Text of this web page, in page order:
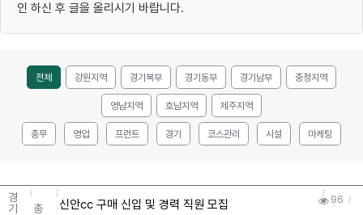
인 하신 후 글을 올리시기 바랍니다.
전체 강원지역 경기북부 경기동부 경기남부 충청지역
영남지역 호남지역 제주지역
총무 영업 프런트 경기 코스관리 시설 마케팅
경
기
총
신안cc 구매 신입 및 경력 직원 모집 96